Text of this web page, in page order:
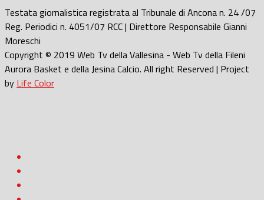
Testata giornalistica registrata al Tribunale di Ancona n. 24 /07
Reg. Periodici n. 4051/07 RCC | Direttore Responsabile Gianni
Moreschi
Copyright © 2019 Web Tv della Vallesina - Web Tv della Fileni
Aurora Basket e della Jesina Calcio. All right Reserved | Project
by Life Color